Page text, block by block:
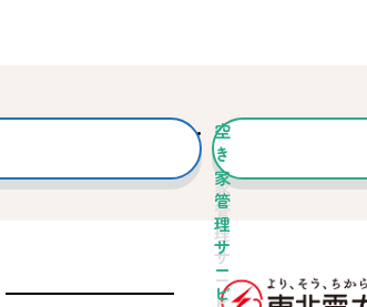
空
き
家
管
理
サ
ー
ビ